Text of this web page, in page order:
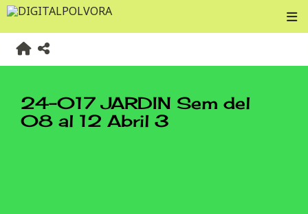
24-017 JARDIN Sem del
08 al 12 Abril 3